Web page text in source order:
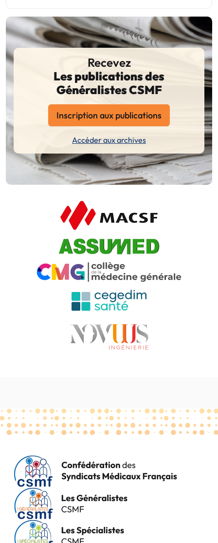
Recevez
Les publications des
Généralistes CSMF
Inscription aux publications
Accéder aux archives